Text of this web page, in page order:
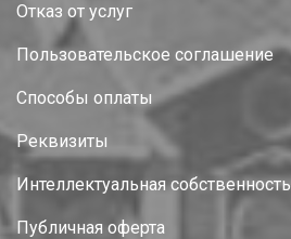
Отказ от услуг
Пользовательское соглашение
Способы оплаты
Реквизиты
Интеллектуальная собственность
Публичная оферта